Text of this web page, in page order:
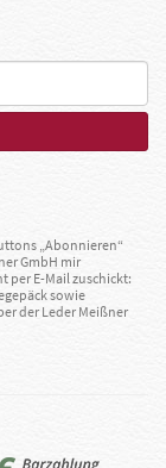
„Abonnieren“
GmbH mir
E-Mail zuschickt:
sowie
der Leder Meißner